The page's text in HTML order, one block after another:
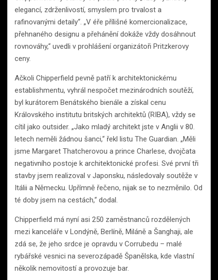
elegancí, zdrženlivostí, smyslem pro trvalost a
rafinovanými detaily“. „V éře přílišné komercionalizace,
přehnaného designu a přehánění dokáže vždy dosáhnout
rovnováhy,“ uvedli v prohlášení organizátoři Pritzkerovy
ceny.
Ačkoli Chipperfield pevně patří k architektonickému
establishmentu, vyhrál nespočet mezinárodních soutěží,
byl kurátorem Benátského bienále a získal cenu
Královského institutu britských architektů (RIBA), vždy se
cítil jako outsider. „Jako mladý architekt jste v Anglii v 80.
letech neměli žádnou šanci,“ řekl listu The Guardian. „Měli
jsme Margaret Thatcherovou a prince Charlese, dvojčata
negativního postoje k architektonické profesi. Své první tři
stavby jsem realizoval v Japonsku, následovaly soutěže v
Itálii a Německu. Upřímně řečeno, nijak se to nezměnilo. Od
té doby jsem na cestách,“ dodal.
Chipperfield má nyní asi 250 zaměstnanců rozdělených
mezi kanceláře v Londýně, Berlíně, Miláně a Šanghaji, ale
zdá se, že jeho srdce je opravdu v Corrubedu – malé
rybářské vesnici na severozápadě Španělska, kde vlastní
několik nemovitostí a provozuje bar.